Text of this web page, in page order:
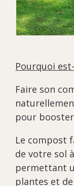
Pourquoi
Faire son
pour
Le compost
de votre sol
permettant
plantes et